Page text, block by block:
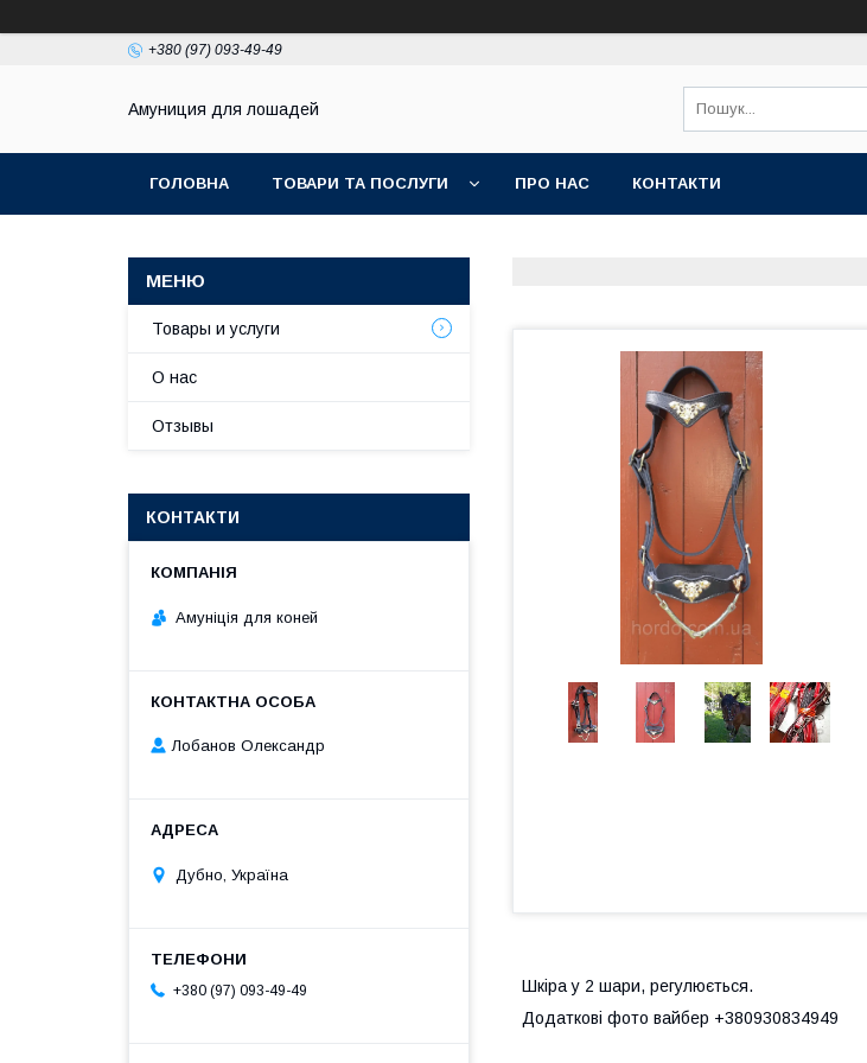
+380 (97) 093-49-49
Амуниция для лошадей
ГОЛОВНА ТОВАРИ ТА ПОСЛУГИ ПРО НАС КОНТАКТИ
Шкіра у 2 шари, регулюється.
Додаткові фото вайбер +380930834949
Товары и услуги
О нас
Отзывы
КОНТАКТИ
Амуніція для коней
Лобанов Олександр
Дубно, Україна
+380 (97) 093-49-49